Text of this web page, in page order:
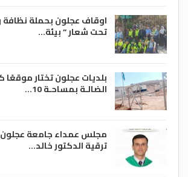
اوقاف عجلون بحملة
تحت شعار ” بيئة…
بلديات عجلون تختار
الضالـة بمساحـة 10…
مجلس عمداء جامعة عجلون
ترقية الدكتور خالد…